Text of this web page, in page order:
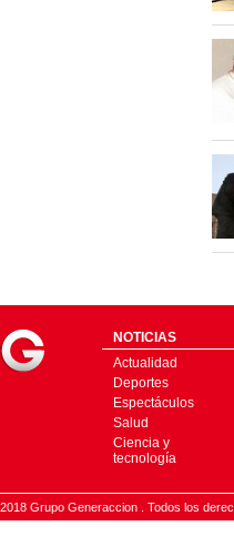
NOTICIAS
Actualidad
Deportes
Espectáculos
Salud
Ciencia y
tecnología
2018 Grupo Generaccion . Todos los